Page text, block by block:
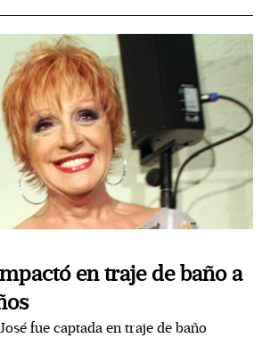
en traje de baño a
fue captada en traje de baño